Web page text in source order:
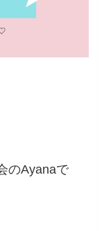
のAyanaで